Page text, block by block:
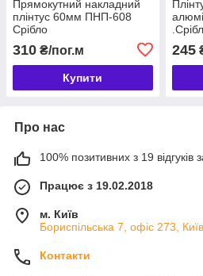
Прямокутний накладний
плінтус 60мм ПНП-608
Срібло
310 ₴/пог.м
Купити
245
Про нас
100% позитивних з 19 відгуків
Працює з 19.02.2018
м. Київ
Бориспільська 7, офіс 273,
Контакти